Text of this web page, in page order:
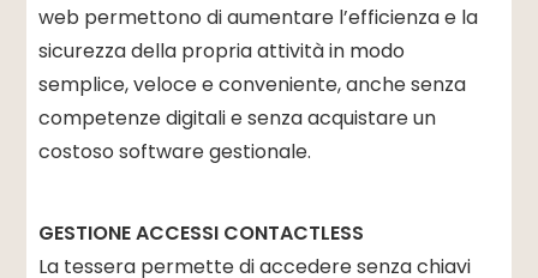
web permettono di aumentare l’efficienza e la
sicurezza della propria attività in modo
semplice, veloce e conveniente, anche senza
competenze digitali e senza acquistare un
costoso software gestionale.
GESTIONE ACCESSI CONTACTLESS
La tessera permette di accedere senza chiavi